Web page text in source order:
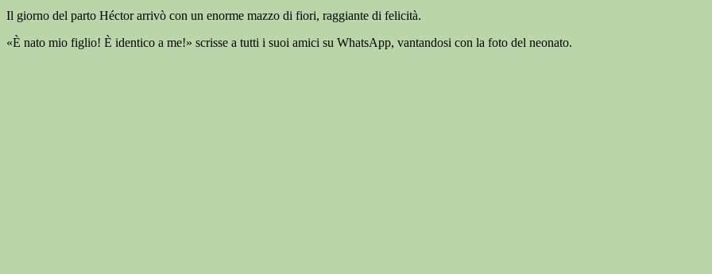
Il giorno del parto Héctor arrivò con un enorme mazzo di fiori, raggiante di felicità.
«È nato mio figlio! È identico a me!» scrisse a tutti i suoi amici su WhatsApp, vantandosi con la foto del neonato.